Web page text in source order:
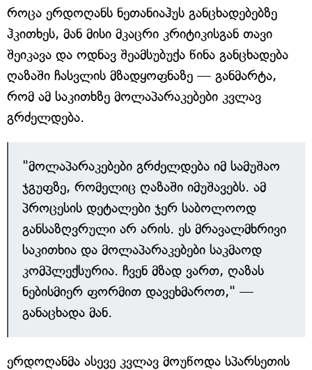
როცა ერდოღანს ნეთანიაჰუს განცხადებებზე
ჰკითხეს, მან მისი მკაცრი კრიტიკისგან თავი
შეიკავა და ოდნავ შეამსუბუქა წინა განცხადება
ღაზაში ჩასვლის მზადყოფნაზე — განმარტა,
რომ ამ საკითხზე მოლაპარაკებები კვლავ
გრძელდება.
"მოლაპარაკებები გრძელდება იმ სამუშაო
ჯგუფზე, რომელიც ღაზაში იმუშავებს. ამ
პროცესის დეტალები ჯერ საბოლოოდ
განსაზღვრული არ არის. ეს მრავალმხრივი
საკითხია და მოლაპარაკებები საკმაოდ
კომპლექსურია. ჩვენ მზად ვართ, ღაზას
ნებისმიერ ფორმით დავეხმაროთ," —
განაცხადა მან.
ერდოღანმა ასევე კვლავ მოუწოდა სპარსეთის